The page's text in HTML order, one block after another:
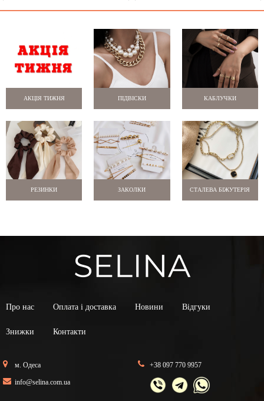
АКЦІЯ ТИЖНЯ ПІДВІСКИ КАБЛУЧКИ
РЕЗИНКИ ЗАКОЛКИ СТАЛЕВА БІЖУТЕРІЯ
Про нас Оплата і доставка Новини Відгуки
Знижки Контакти
м. Одеса
info@selina.com.ua
+38 097 770 9957